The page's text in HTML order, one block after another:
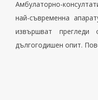
Амбулаторно-
най-съвременна
извършват прегледи
дългогодишен опит.